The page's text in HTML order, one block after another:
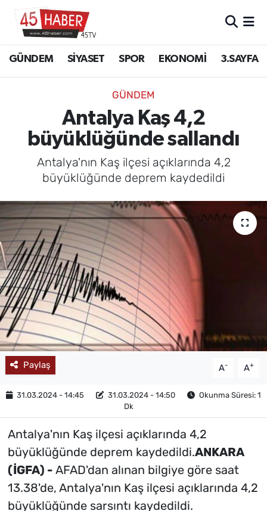
GÜNDEM SİYASET SPOR EKONOMİ 3.SAYFA
GÜNDEM
Antalya Kaş 4,2
büyüklüğünde sallandı
Antalya'nın Kaş ilçesi açıklarında 4,2
büyüklüğünde deprem kaydedildi
Paylaş A- A+
31.03.2024 - 14:45 31.03.2024 - 14:50
Okunma Süresi: 1
Dk
Antalya'nın Kaş ilçesi açıklarında 4,2
büyüklüğünde deprem kaydedildi.ANKARA
(İGFA) - AFAD'dan alınan bilgiye göre saat
13.38'de, Antalya'nın Kaş ilçesi açıklarında 4,2
büyüklüğünde sarsıntı kaydedildi.
SİYASET
EKONOMİ
3.SAYFA
SAĞLIK
YAŞAM
MAGAZİN
Manisa Hava Durumu
Manisa Trafik Yoğunluk Haritası
Süper Lig Puan Durumu ve Fikstür
Son Dakika Haberleri
Haber Arşivi